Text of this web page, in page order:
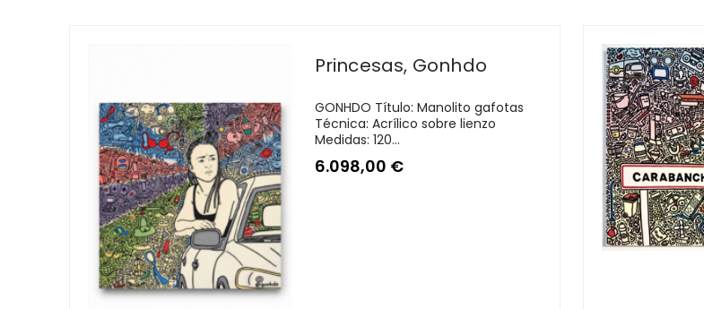
Princesas, Gonhdo
GONHDO Título: Manolito gafotas
Técnica: Acrílico sobre lienzo
Medidas: 120...
6.098,00 €